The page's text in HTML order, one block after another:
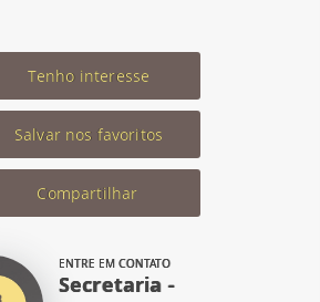
Tenho interesse
Salvar nos favoritos
Compartilhar
ENTRE EM CONTATO
Secretaria -